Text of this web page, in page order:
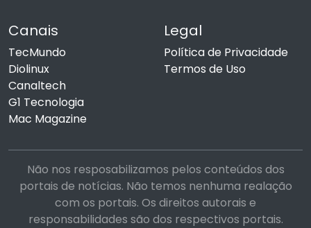
Canais
TecMundo
Diolinux
Canaltech
G1 Tecnologia
Mac Magazine
Legal
Política de Privacidade
Termos de Uso
Não nos resposabilizamos pelos conteúdos dos
portais de notícias. Não temos nenhuma realação
com os portais. Os direitos autorais e
responsabilidades são dos respectivos portais.